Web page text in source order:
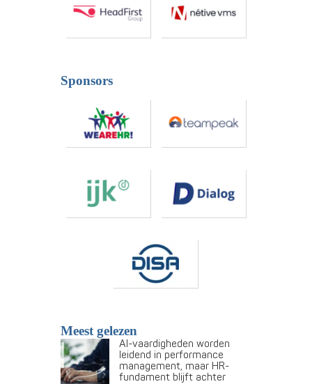
Sponsors
Meest gelezen
AI-vaardigheden worden
leidend in performance
management, maar HR-
fundament blijft achter